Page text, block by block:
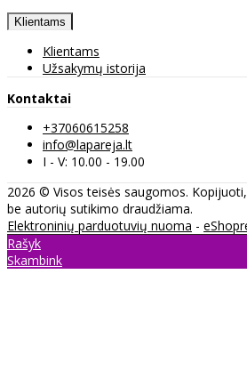
Klientams
Klientams
Užsakymų istorija
Kontaktai
+37060615258
info@lapareja.lt
I - V: 10.00 - 19.00
2026 © Visos teisės saugomos.
be autorių sutikimo draudžiama.
Elektroninių parduotuvių nuoma -
Rašyk
Skambink